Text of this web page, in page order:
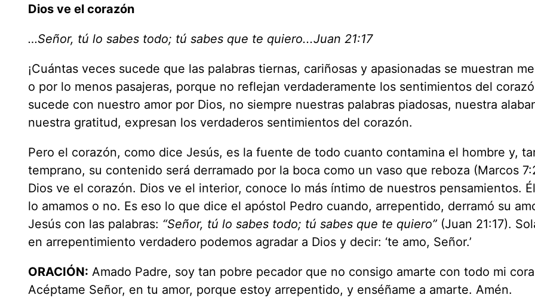
Dios ve el corazón
…Señor, tú lo sabes todo; tú sabes que te quiero...Juan 21:17
¡Cuántas veces sucede que las palabras tiernas, cariñosas y apasionadas se muestran
o por lo menos pasajeras, porque no reflejan verdaderamente los sentimientos del
sucede con nuestro amor por Dios, no siempre nuestras palabras piadosas, nuestra
nuestra gratitud, expresan los verdaderos sentimientos del corazón.
Pero el corazón, como dice Jesús, es la fuente de todo cuanto contamina el hombre y,
temprano, su contenido será derramado por la boca como un vaso que reboza (Marcos
Dios ve el corazón. Dios ve el interior, conoce lo más íntimo de nuestros pensamientos.
lo amamos o no. Es eso lo que dice el apóstol Pedro cuando, arrepentido, derramó su
Jesús con las palabras: “Señor, tú lo sabes todo; tú sabes que te quiero” (Juan 21:17).
en arrepentimiento verdadero podemos agradar a Dios y decir: ‘te amo, Señor.’
ORACIÓN: Amado Padre, soy tan pobre pecador que no consigo amarte con todo mi
Acéptame Señor, en tu amor, porque estoy arrepentido, y enséñame a amarte. Amén.